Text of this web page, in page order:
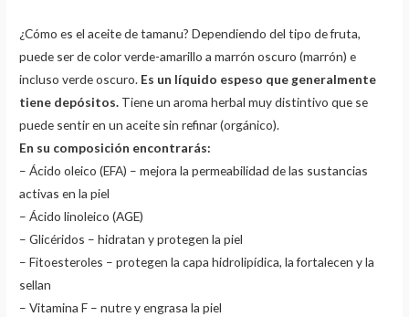
¿Cómo es el aceite de tamanu? Dependiendo del tipo de fruta,
puede ser de color verde-amarillo a marrón oscuro (marrón) e
incluso verde oscuro. Es un líquido espeso que generalmente
tiene depósitos. Tiene un aroma herbal muy distintivo que se
puede sentir en un aceite sin refinar (orgánico).
En su composición encontrarás:
– Ácido oleico (EFA) – mejora la permeabilidad de las sustancias
activas en la piel
– Ácido linoleico (AGE)
– Glicéridos – hidratan y protegen la piel
– Fitoesteroles – protegen la capa hidrolipídica, la fortalecen y la
sellan
– Vitamina F – nutre y engrasa la piel